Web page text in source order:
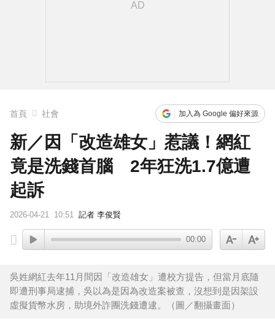
首頁 社會 加入為 Google 偏好來源
新／因「改造雄女」惹議！網紅
竟是洗錢首腦 2年狂洗1.7億遭
起訴
2026-04-21 10:51 記者 李俊賢
00:00
吳姓網紅去年11月間因「改造雄女」遭校方提告，但當月底隨
即遭刑事局逮捕，吳以為是因為改造案被查，沒想到是因架設
虛擬貨幣水房，助境外詐團洗錢遭逮。（圖／翻攝畫面）